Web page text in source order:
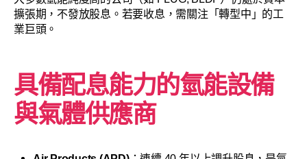
擴張期，不發放股息。若要收息，需關注「轉型中」的工
業巨頭。
具備配息能力的氫能設備
與氣體供應商